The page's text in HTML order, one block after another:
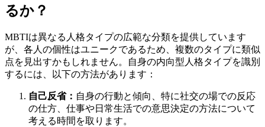
るか？
MBTIは異なる人格タイプの広範な分類を提供しています
が、各人の個性はユニークであるため、複数のタイプに類似
点を見出すかもしれません。自身の内向型人格タイプを識別
するには、以下の方法があります：
自己反省： 自身の行動と傾向、特に社交の場での反応
の仕方、仕事や日常生活での意思決定の方法について
考える時間を取ります。